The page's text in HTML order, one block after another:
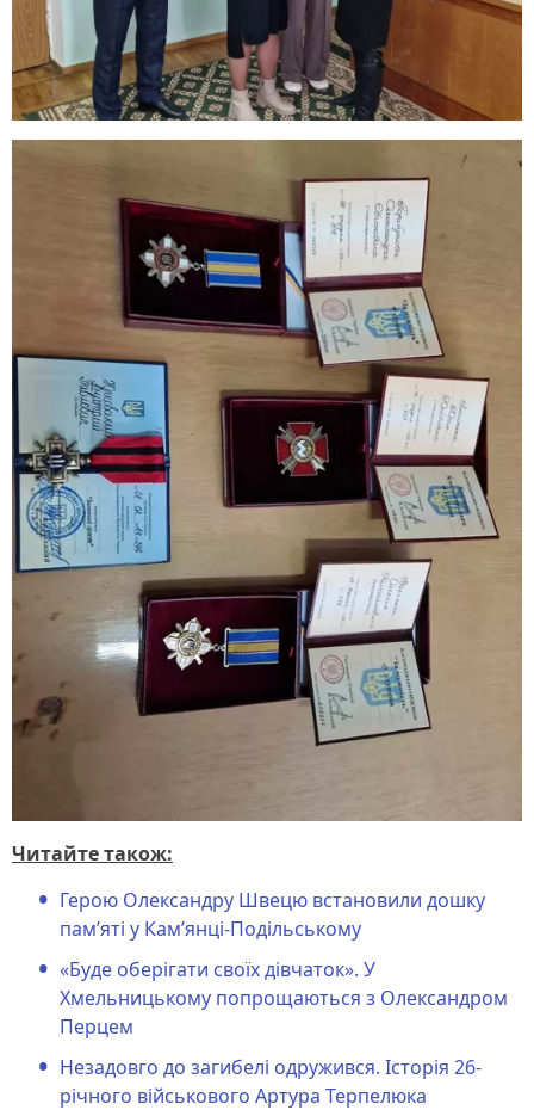
Читайте також:
Герою Олександру Швецю встановили дошку
пам’яті у Кам’янці-Подільському
«Буде оберігати своїх дівчаток». У
Хмельницькому попрощаються з Олександром
Перцем
Незадовго до загибелі одружився. Історія 26-
річного військового Артура Терпелюка